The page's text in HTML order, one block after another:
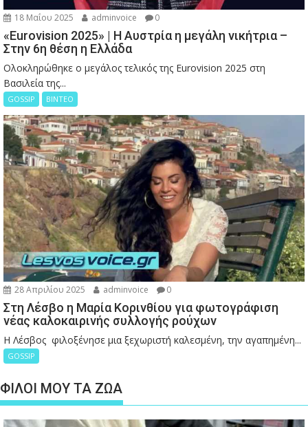
18 Μαΐου 2025 adminvoice 0
«Eurovision 2025» | Η Αυστρία η μεγάλη νικήτρια –
Στην 6η θέση η Ελλάδα
Ολοκληρώθηκε ο μεγάλος τελικός της Eurovision 2025 στη
Βασιλεία της...
GOSSIP ΒΙΝΤΕΟ
28 Απριλίου 2025 adminvoice 0
Στη Λέσβο η Μαρία Κορινθίου για φωτογράφιση
νέας καλοκαιρινής συλλογής ρούχων
Η Λέσβος φιλοξένησε μια ξεχωριστή καλεσμένη, την αγαπημένη...
GOSSIP
ΦΙΛΟΙ ΜΟΥ ΤΑ ΖΩΑ